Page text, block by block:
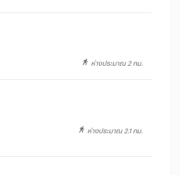
ห่างประมาณ 2 กม.
ห่างประมาณ 2.1 กม.